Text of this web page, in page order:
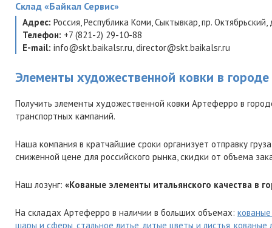
Склад «Байкал Сервис»
Адрес: Россия,Республика Коми,Сыктывкар,пр. Октябрьский,
Телефон: +7 (821-2) 29-10-88
E-mail: info@skt.baikalsr.ru,director@skt.baikalsr.ru
Элементы художественной ковки в
Получить элементы художественной ковки Артеферро в
транспортных кампаний.
Наша компания в кратчайшие сроки организует отправку
сниженной цене для российского рынка, скидки от объема
Наш лозунг: «Кованые элементы итальянского качества в
На складах Артеферро в наличии в больших объемах:
шары и сферы,стальное литье, литые цветы и листья,кованые